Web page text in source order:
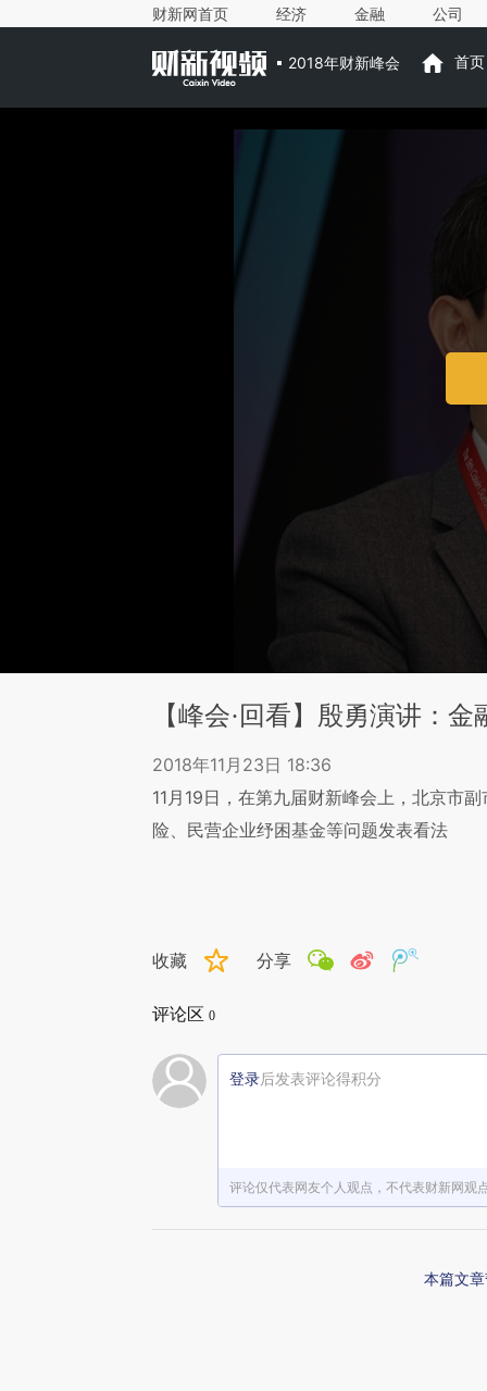
财新网首页 经济 金融 公司
2018年财新峰会 首页
【峰会·回看】殷勇演讲：
2018年11月23日 18:36
11月19日，在第九届财新峰会上，北京市
险、民营企业纾困基金等问题发表看法
收藏 分享
评论区 0
登录后发表评论得积分
评论仅代表网友个人观点，不代表财新网观
本篇文